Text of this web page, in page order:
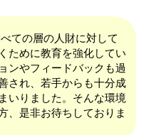
ての層の人財に対して
ために教育を強化してい
ンやフィードバックも過
され、若手からも十分成
いりました。そんな環境
、是非お待ちしておりま